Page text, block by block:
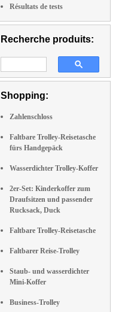
Résultats de tests
Recherche produits:
Shopping:
Zahlenschloss
Faltbare Trolley-Reisetasche
fürs Handgepäck
Wasserdichter Trolley-Koffer
2er-Set: Kinderkoffer zum
Draufsitzen und passender
Rucksack, Duck
Faltbare Trolley-Reisetasche
Faltbarer Reise-Trolley
Staub- und wasserdichter
Mini-Koffer
Business-Trolley